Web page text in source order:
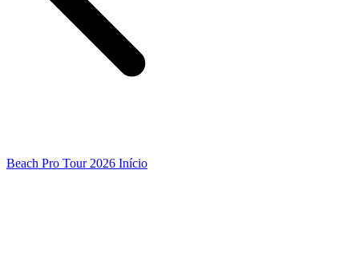
Beach Pro Tour 2026 Início